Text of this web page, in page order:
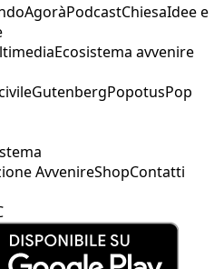
AgoràPodcastChiesaIdee e
Ecosistema avvenire
GutenbergPopotusPop
AvvenireShopContatti